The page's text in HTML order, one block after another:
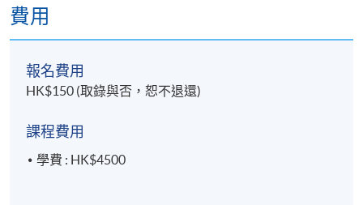
日期 / 時間
逢周二，7:00pm - 10:00pm
費用
報名費用
HK$150 (取錄與否，恕不退還)
課程費用
學費 : HK$4500